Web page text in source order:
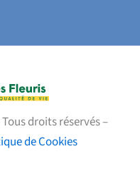
droits réservés –
de Cookies